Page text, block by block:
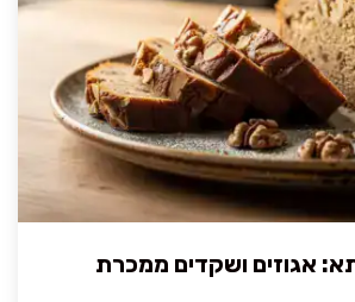
אגוזים ושקדים ממכרת